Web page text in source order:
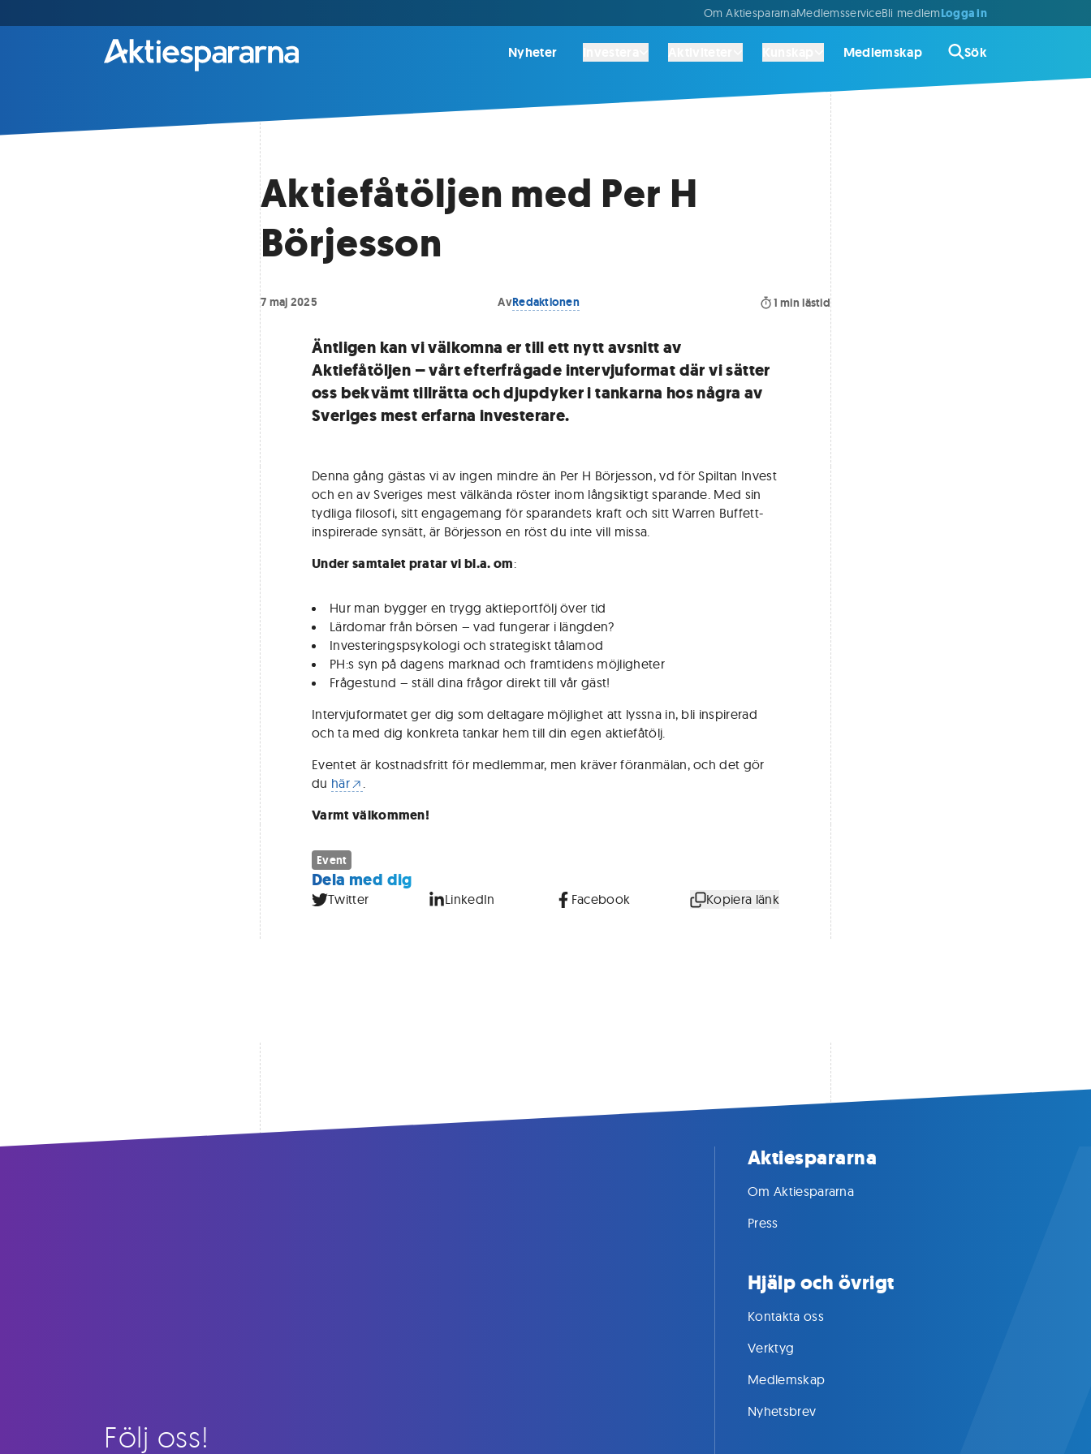
Om AktiespararnaMedlemsserviceBli medlemLogga in
Nyheter Medlemskap Sök
Aktiefåtöljen med Per H
Börjesson
7 maj 2025 AvRedaktionen 1 min lästid
Äntligen kan vi välkomna er till ett nytt avsnitt av
Aktiefåtöljen – vårt efterfrågade intervjuformat där vi sätter
oss bekvämt tillrätta och djupdyker i tankarna hos några av
Sveriges mest erfarna investerare.
Denna gång gästas vi av ingen mindre än Per H Börjesson, vd för Spiltan Invest
och en av Sveriges mest välkända röster inom långsiktigt sparande. Med sin
tydliga filosofi, sitt engagemang för sparandets kraft och sitt Warren Buffett-
inspirerade synsätt, är Börjesson en röst du inte vill missa.
Under samtalet pratar vi bl.a. om:
Hur man bygger en trygg aktieportfölj över tid
Lärdomar från börsen – vad fungerar i längden?
Investeringspsykologi och strategiskt tålamod
PH:s syn på dagens marknad och framtidens möjligheter
Frågestund – ställ dina frågor direkt till vår gäst!
Intervjuformatet ger dig som deltagare möjlighet att lyssna in, bli inspirerad
och ta med dig konkreta tankar hem till din egen aktiefåtölj.
Eventet är kostnadsfritt för medlemmar, men kräver föranmälan, och det gör
du här .
Varmt välkommen!
Event
Dela med dig
Twitter LinkedIn Facebook Kopiera länk
Följ oss!
Aktiespararna
Om Aktiespararna
Press
Hjälp och övrigt
Kontakta oss
Verktyg
Medlemskap
Nyhetsbrev